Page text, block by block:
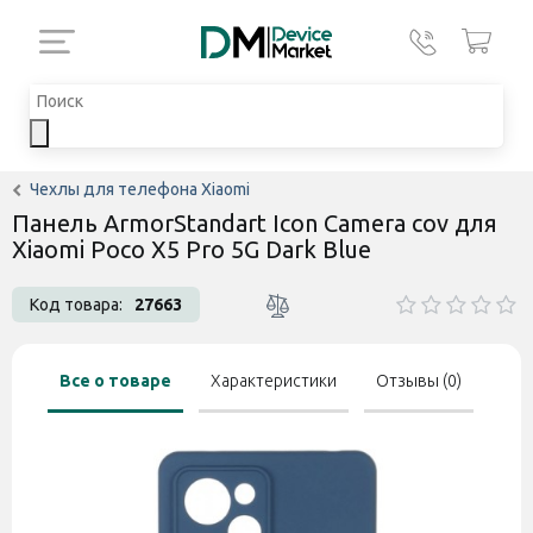
Чехлы для телефона Xiaomi
Панель ArmorStandart Icon Camera cov для
Xiaomi Poco X5 Pro 5G Dark Blue
Код товара: 27663
Все о товаре Характеристики Отзывы (0)